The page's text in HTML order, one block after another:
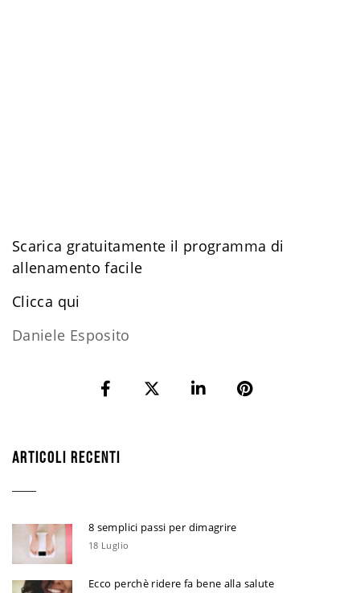
Scarica gratuitamente il programma di
allenamento facile
​Clicca qui
Daniele Esposito
ARTICOLI RECENTI
8 semplici passi per dimagrire
18 Luglio
Ecco perchè ridere fa bene alla salute